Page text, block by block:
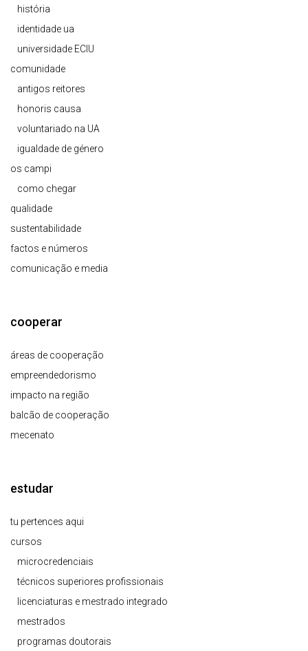
história
identidade ua
universidade ECIU
comunidade
antigos reitores
honoris causa
voluntariado na UA
igualdade de género
os campi
como chegar
qualidade
sustentabilidade
factos e números
comunicação e media
cooperar
áreas de cooperação
empreendedorismo
impacto na região
balcão de cooperação
mecenato
estudar
tu pertences aqui
cursos
microcredenciais
técnicos superiores profissionais
licenciaturas e mestrado integrado
mestrados
programas doutorais